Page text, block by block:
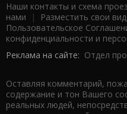
Наши контакты и схема
нами | Разместить свои
Пользовательское
конфиденциальности и
Реклама на сайте: Отдел
Оставляя комментарий,
содержание и тон Вашего
реальных людей,